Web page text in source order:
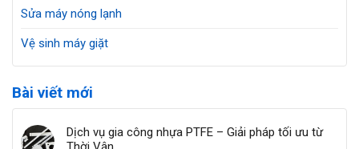
Sửa máy nóng lạnh
Vệ sinh máy giặt
Bài viết mới
Dịch vụ gia công nhựa PTFE – Giải pháp tối ưu từ